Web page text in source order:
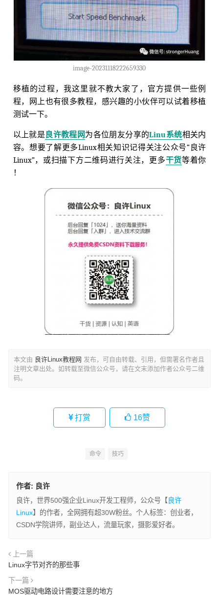
image-20231118222659330
移植的过程，我这里就不教大家了，官方提供一些例
程，网上也有很多教程，感兴趣的小伙伴可以试着移植
测试一下。
以上就是良许教程网为各位朋友分享的Linu系统相关内
容。想要了解更多Linux相关知识记得关注公众号“良许
Linux”，或扫描下方二维码进行关注，更多干货等着你
！
本文由 良许Linux教程网 发布，可自由转载、引用，但需署名作者且
注明文章出处。如转载至微信公众号，请在文末添加作者公众号二维
码。
打赏 16赞
命令 技巧
作者: 良许
良许，世界500强企业Linux开发工程师，公众号【 良许
Linux】的作者，全网拥有超30W粉丝。个人标签：创业者，
CSDN学院讲师，副业达人，流量玩家，摄影爱好者。
上一篇
Linux字节对齐的那些事
下一篇
MOS驱动电路设计需要注意的地方